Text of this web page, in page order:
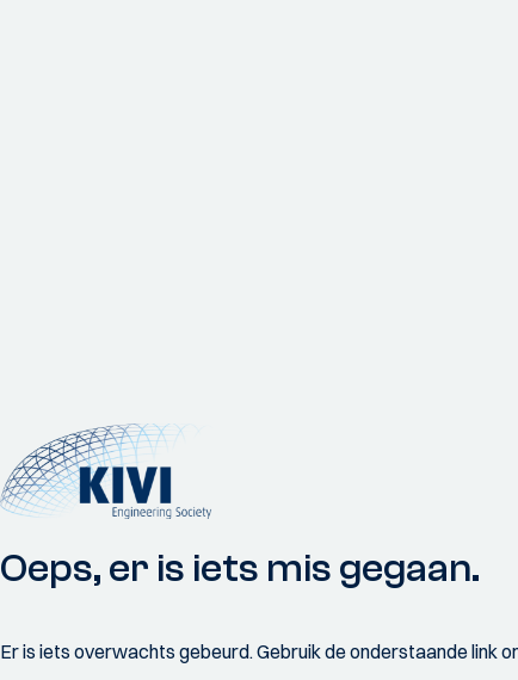
Oeps, er is iets mis gegaan.
Er is iets overwachts gebeurd. Gebruik de onderstaande link